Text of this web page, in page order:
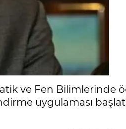
ve Fen Bilimlerinde
uygulaması